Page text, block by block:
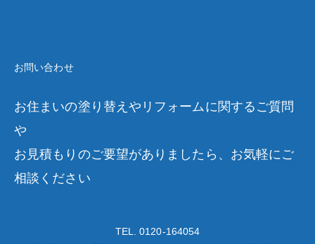
お問い合わせ
お住まいの塗り替えやリフォームに関するご質問
や
お見積もりのご要望がありましたら、お気軽にご
相談ください
TEL. 0120-164054